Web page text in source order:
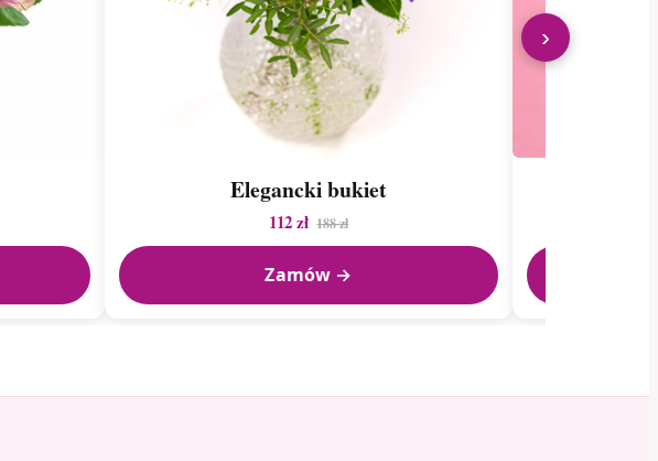
Elegancki bukiet
112 zł 188 zł
Zamów →
›